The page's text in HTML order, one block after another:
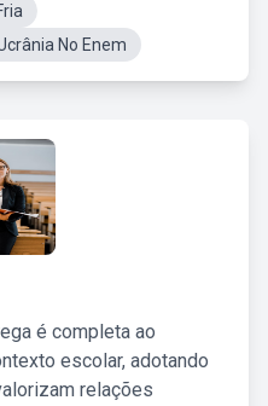
No Enem
é completa ao
escolar, adotando
relações